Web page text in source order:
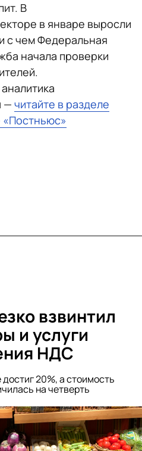
В
в январе выросли
с чем Федеральная
начала проверки
— читайте в разделе
«Постньюс»
взвинтил
и услуги
НДС
20%, а стоимость
на четверть